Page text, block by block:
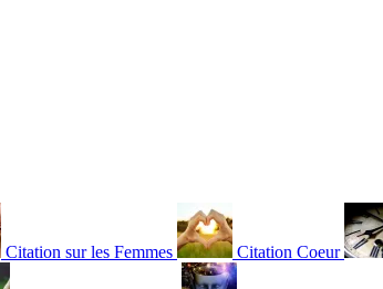
Citation sur les Femmes Citation Coeur